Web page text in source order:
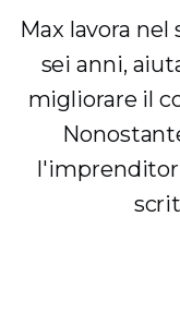
Max lavora
sei anni,
migliorare il